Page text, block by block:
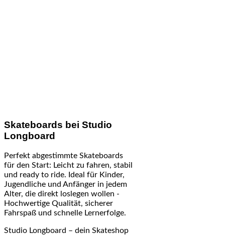
Skateboards bei Studio
Longboard
Perfekt abgestimmte Skateboards
für den Start: Leicht zu fahren, stabil
und ready to ride. Ideal für Kinder,
Jugendliche und Anfänger in jedem
Alter, die direkt loslegen wollen -
Hochwertige Qualität, sicherer
Fahrspaß und schnelle Lernerfolge.
Studio Longboard – dein Skateshop